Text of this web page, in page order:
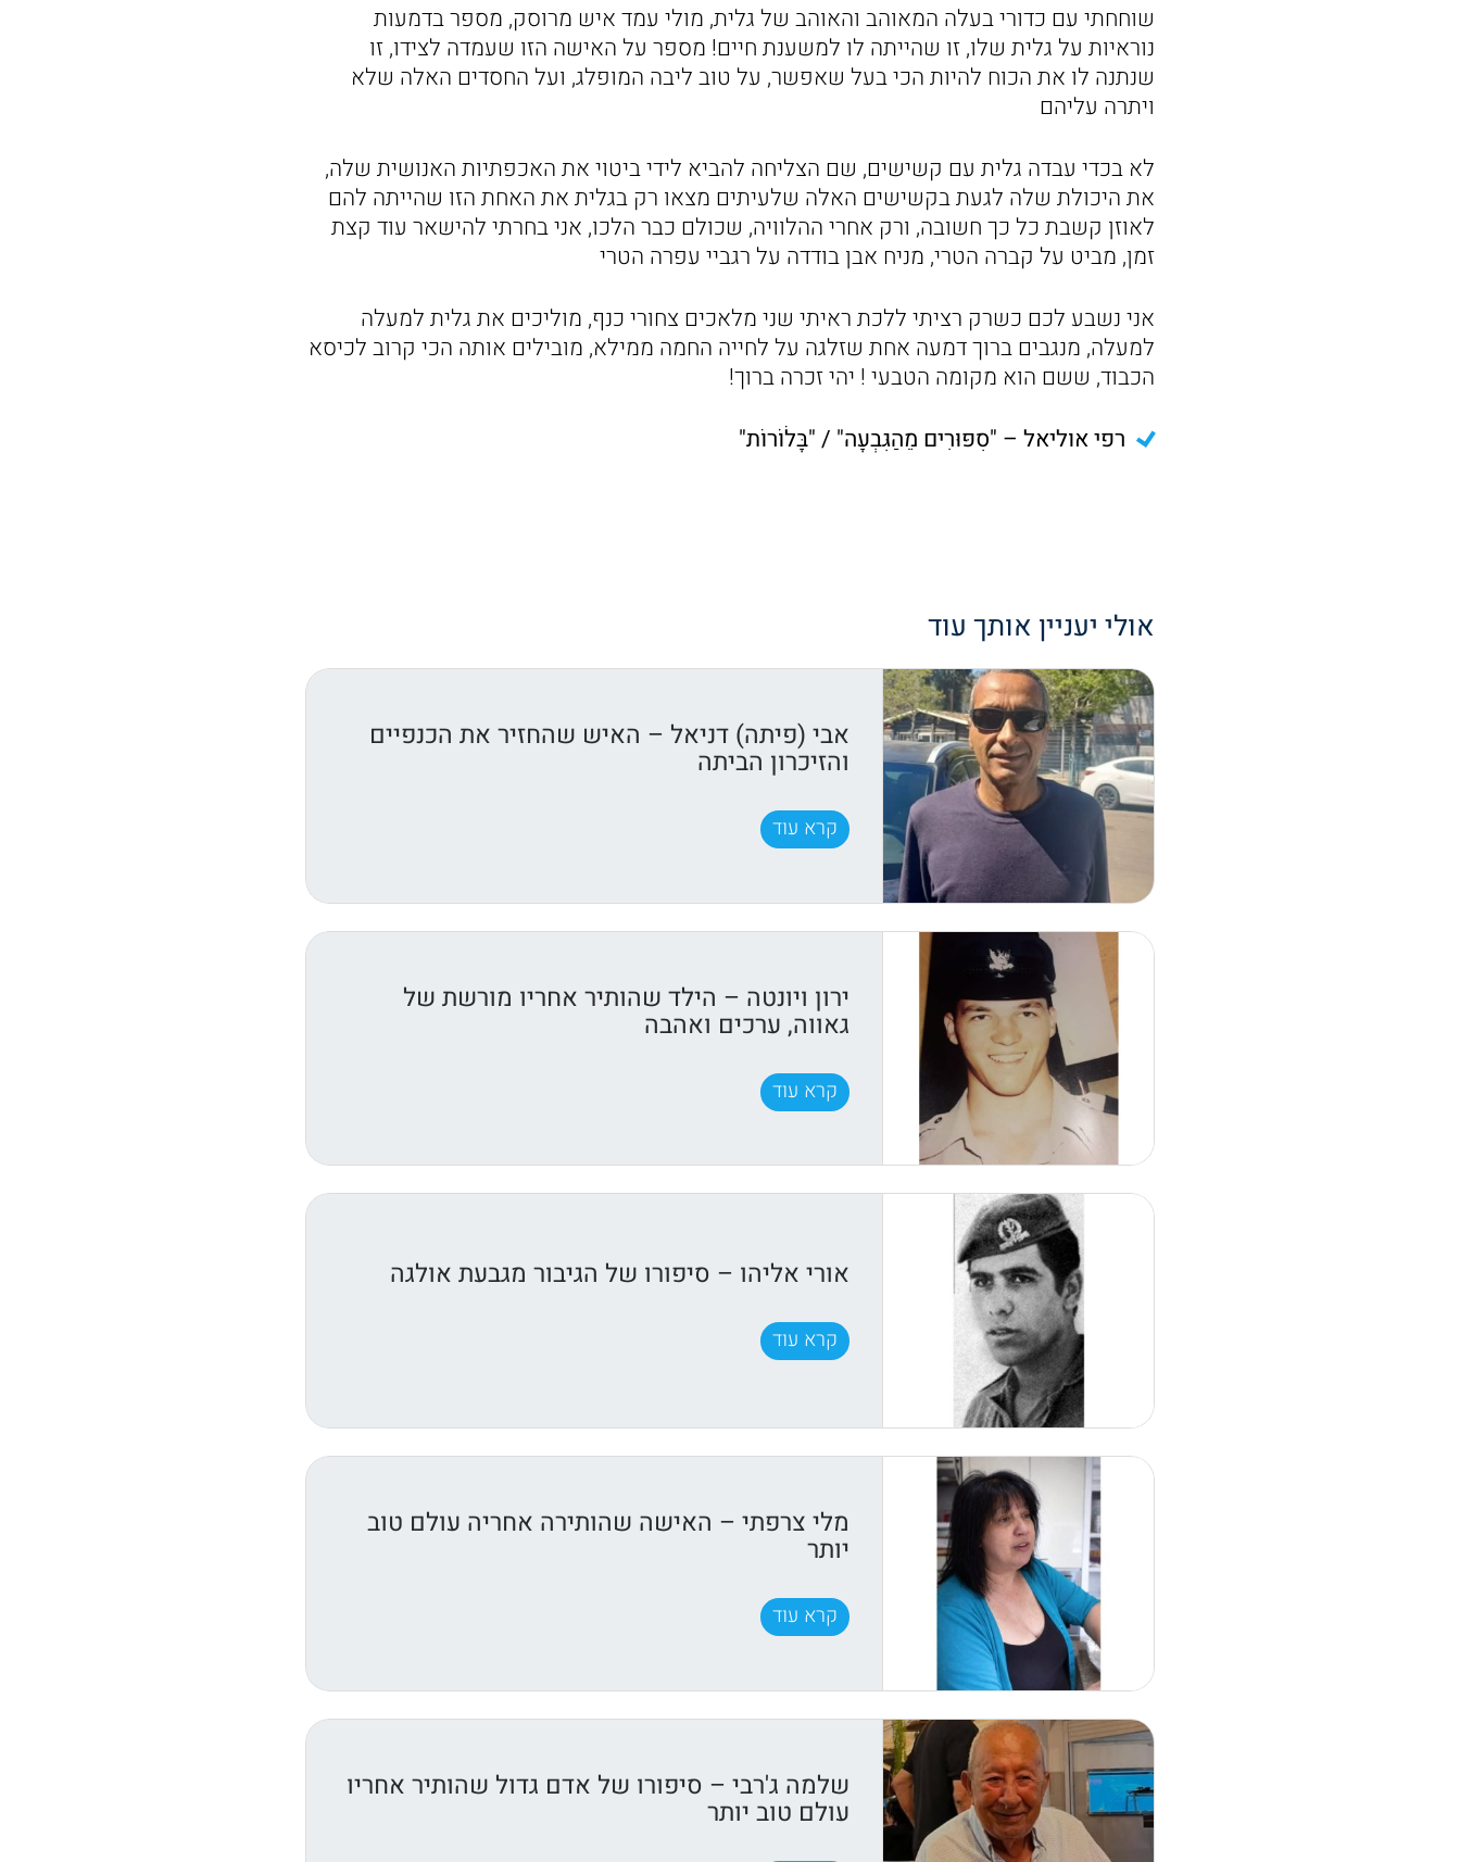
שוחחתי עם כדורי בעלה המאוהב והאוהב של גלית, מולי עמד איש מרוסק, מספר בדמעות
נוראיות על גלית שלו, זו שהייתה לו למשענת חיים! מספר על האישה הזו שעמדה לצידו, זו
שנתנה לו את הכוח להיות הכי בעל שאפשר, על טוב ליבה המופלג, ועל החסדים האלה שלא
ויתרה עליהם
לא בכדי עבדה גלית עם קשישים, שם הצליחה להביא לידי ביטוי את האכפתיות האנושית שלה,
את היכולת שלה לגעת בקשישים האלה שלעיתים מצאו רק בגלית את האחת הזו שהייתה להם
לאוזן קשבת כל כך חשובה, ורק אחרי ההלוויה, שכולם כבר הלכו, אני בחרתי להישאר עוד קצת
זמן, מביט על קברה הטרי, מניח אבן בודדה על רגביי עפרה הטרי
אני נשבע לכם כשרק רציתי ללכת ראיתי שני מלאכים צחורי כנף, מוליכים את גלית למעלה
למעלה, מנגבים ברוך דמעה אחת שזלגה על לחייה החמה ממילא, מובילים אותה הכי קרוב לכיסא
הכבוד, ששם הוא מקומה הטבעי ! יהי זכרה ברוך!
רפי אוליאל – "סִפּוּרִים מֵהַגִּבְעָה" / "בָּלֹוֹרוֹת"
אולי יעניין אותך עוד
אבי (פיתה) דניאל – האיש שהחזיר את הכנפיים
והזיכרון הביתה
קרא עוד
ירון ויונטה – הילד שהותיר אחריו מורשת של
גאווה, ערכים ואהבה
קרא עוד
אורי אליהו – סיפורו של הגיבור מגבעת אולגה
קרא עוד
מלי צרפתי – האישה שהותירה אחריה עולם טוב
יותר
קרא עוד
שלמה ג'רבי – סיפורו של אדם גדול שהותיר אחריו
עולם טוב יותר